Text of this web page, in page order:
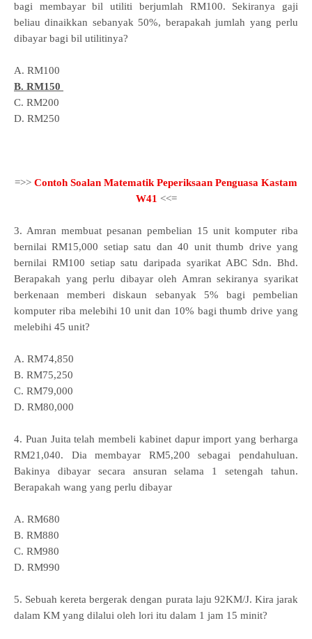
bagi membayar bilutiliti berjumlah RM100. Sekiranya gaji
beliau dinaikkan sebanyak 50%, berapakah jumlah yang perlu
dibayar bagi bil utilitinya?
A. RM100
B. RM150
C. RM200
D. RM250
=>> Contoh Soalan Matematik Peperiksaan Penguasa Kastam
W41 <<=
3. Amran membuat pesanan pembelian 15 unit komputer riba
bernilai RM15,000 setiap satu dan 40 unit thumb drive yang
bernilai RM100 setiap satu daripada syarikat ABC Sdn. Bhd.
Berapakah yang perlu dibayar oleh Amran sekiranya syarikat
berkenaan memberi diskaun sebanyak 5% bagi pembelian
komputer riba melebihi 10 unit dan 10% bagi thumb drive yang
melebihi 45 unit?
A. RM74,850
B. RM75,250
C. RM79,000
D. RM80,000
4. Puan Juita telah membeli kabinet dapur import yang berharga
RM21,040. Dia membayar RM5,200 sebagai pendahuluan.
Bakinya dibayar secara ansuran selama 1 setengah tahun.
Berapakah wang yang perlu dibayar
A. RM680
B. RM880
C. RM980
D. RM990
5. Sebuah kereta bergerak dengan purata laju 92KM/J. Kira jarak
dalam KM yang dilalui oleh lori itu dalam 1 jam 15 minit?